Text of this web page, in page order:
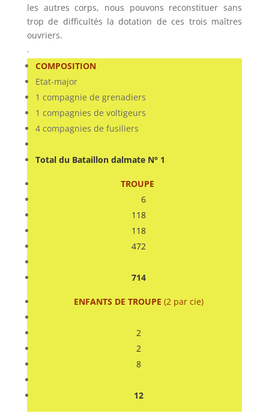
les autres corps, nous pouvons reconstituer sans
trop de difficultés la dotation de ces trois maîtres
ouvriers.
.
COMPOSITION
Etat-major
1 compagnie de grenadiers
1 compagnies de voltigeurs
4 compagnies de fusiliers
Total du Bataillon dalmate N° 1
TROUPE
6
118
118
472
714
ENFANTS DE TROUPE (2 par cie)
2
2
8
12